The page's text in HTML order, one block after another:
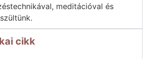
meditációval és
cikk